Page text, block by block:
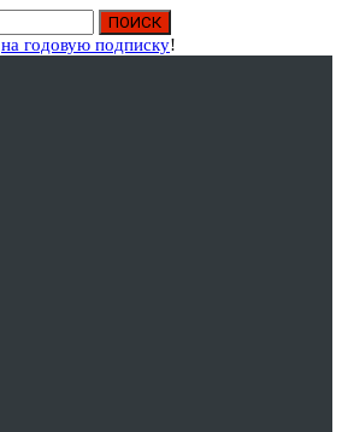
на годовую подписку!